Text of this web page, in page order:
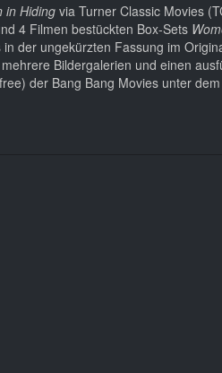
in Hiding via Turner Classic Movies
4 Filmen bestückten Box-Sets
der ungekürzten Fassung im
Bildergalerien und einen
der Bang Bang Movies unter